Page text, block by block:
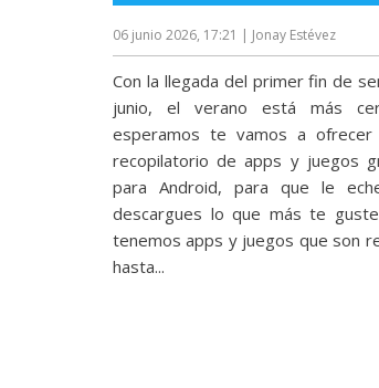
Ciberseguridad
06 junio 2026, 17:21 | Jonay Estévez
Con la llegada del primer fin de
junio, el verano está más
esperamos te vamos a ofrecer
recopilatorio de apps y juegos
para Android, para que le
descargues lo que más te
tenemos apps y juegos que son
hasta...